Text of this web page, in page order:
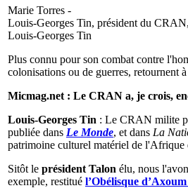
Marie Torres -
Louis-Georges Tin, président du
Louis-Georges Tin
Plus connu pour son combat contre
colonisations ou de guerres, retournent
Micmag.net : Le CRAN a, je crois,
Louis-Georges Tin : Le CRAN milite
publiée dans Le Monde, et dans La
patrimoine culturel matériel de l'Afrique
Sitôt le président Talon élu, nous
exemple, restitué l’Obélisque d’Axoum